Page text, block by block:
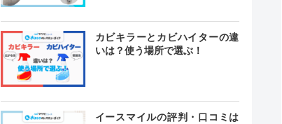
カビキラーとカビハイターの違
いは？使う場所で選ぶ！
イースマイルの評判・口コミは